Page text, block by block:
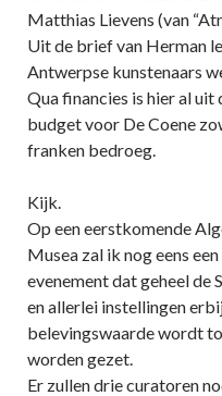
Matthias Lievens (van
Uit de brief van Herman
Antwerpse kunstenaars
Qua financies is hier al uit
budget voor De Coene
franken bedroeg.
Kijk.
Op een eerstkomende
Musea zal ik nog eens
evenement dat geheel de
en allerlei instellingen
belevingswaarde wordt
worden gezet.
Er zullen drie curatoren